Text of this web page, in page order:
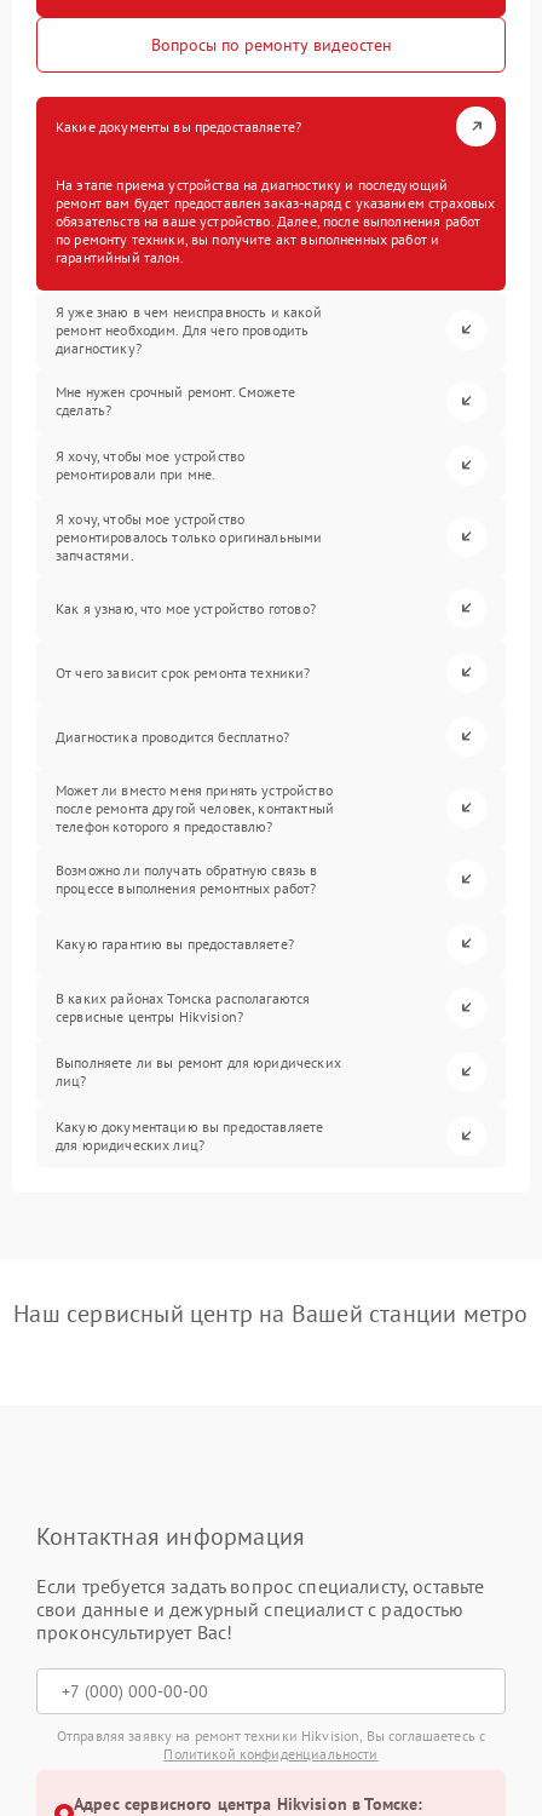
Вопросы по ремонту видеостен
Какие документы вы предоставляете?
На этапе приема устройства на диагностику и последующий
ремонт вам будет предоставлен заказ-наряд с указанием страховых
обязательств на ваше устройство. Далее, после выполнения работ
по ремонту техники, вы получите акт выполненных работ и
гарантийный талон.
Я уже знаю в чем неисправность и какой
ремонт необходим. Для чего проводить
диагностику?
Мне нужен срочный ремонт. Сможете
сделать?
Я хочу, чтобы мое устройство
ремонтировали при мне.
Я хочу, чтобы мое устройство
ремонтировалось только оригинальными
запчастями.
Как я узнаю, что мое устройство готово?
От чего зависит срок ремонта техники?
Диагностика проводится бесплатно?
Может ли вместо меня принять устройство
после ремонта другой человек, контактный
телефон которого я предоставлю?
Возможно ли получать обратную связь в
процессе выполнения ремонтных работ?
Какую гарантию вы предоставляете?
В каких районах Томска располагаются
сервисные центры Hikvision?
Выполняете ли вы ремонт для юридических
лиц?
Какую документацию вы предоставляете
для юридических лиц?
Наш сервисный центр на Вашей станции метро
Контактная информация
Если требуется задать вопрос специалисту, оставьте
свои данные и дежурный специалист с радостью
проконсультирует Вас!
Отправляя заявку на ремонт техники Hikvision, Вы соглашаетесь с
Политикой конфиденциальности
Адрес сервисного центра Hikvision в Томске: